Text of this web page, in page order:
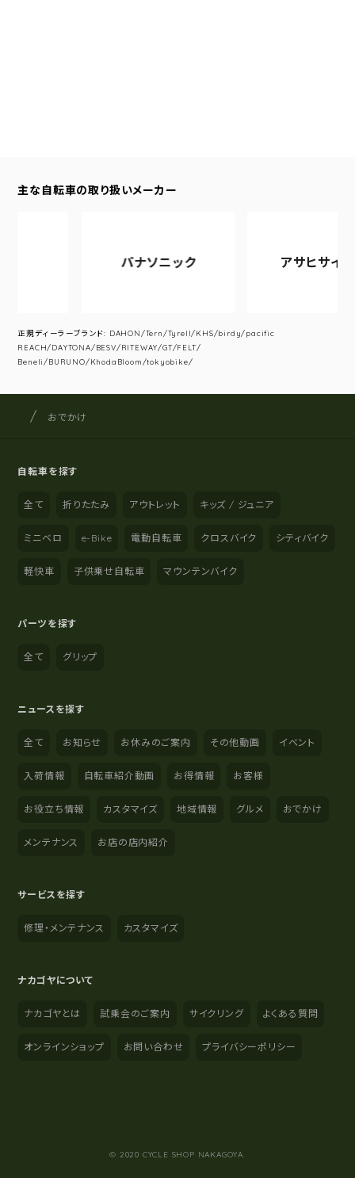
主な自転車の取り扱いメーカー
パナソニック アサヒサイクル
正規ディーラーブランド: DAHON/Tern/Tyrell/KHS/birdy/pacific
REACH/DAYTONA/BESV/RITEWAY/GT/FELT/
Beneli/BURUNO/KhodaBloom/tokyobike/
サイト内の現在地
サイクルショップナカゴヤ
おでかけ
自転車を探す
全て 折りたたみ アウトレット キッズ / ジュニア
ミニベロ e-Bike 電動自転車 クロスバイク シティバイク
軽快車 子供乗せ自転車 マウンテンバイク
パーツを探す
全て グリップ
ニュースを探す
全て お知らせ お休みのご案内 その他動画 イベント
入荷情報 自転車紹介動画 お得情報 お客様
お役立ち情報 カスタマイズ 地域情報 グルメ おでかけ
メンテナンス お店の店内紹介
サービスを探す
修理・メンテナンス カスタマイズ
ナカゴヤについて
ナカゴヤとは 試乗会のご案内 サイクリング よくある質問
オンラインショップ お問い合わせ プライバシーポリシー
© 2020 CYCLE SHOP NAKAGOYA.